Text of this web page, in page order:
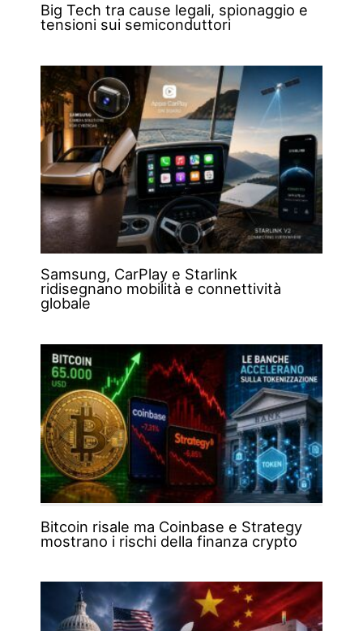
Big Tech tra cause legali, spionaggio e
tensioni sui semiconduttori
Samsung, CarPlay e Starlink
ridisegnano mobilità e connettività
globale
Bitcoin risale ma Coinbase e Strategy
mostrano i rischi della finanza crypto